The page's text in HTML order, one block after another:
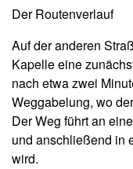
Der Routenverlauf
Auf der anderen
Kapelle eine
nach etwa zwei
Weggabelung, wo
Der Weg führt an
und anschließend in
wird.